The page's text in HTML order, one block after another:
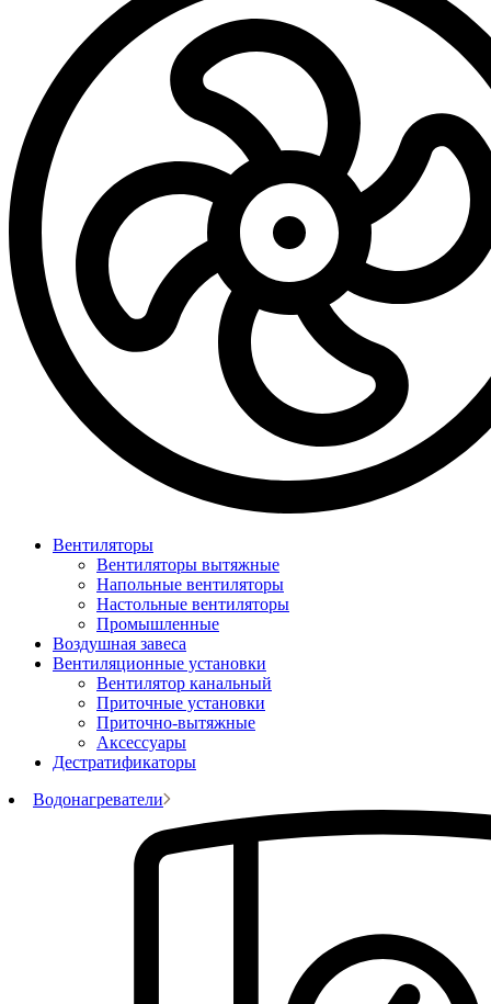
Вентиляторы
Вентиляторы вытяжные
Напольные вентиляторы
Настольные вентиляторы
Промышленные
Воздушная завеса
Вентиляционные установки
Вентилятор канальный
Приточные установки
Приточно-вытяжные
Аксессуары
Дестратификаторы
Водонагреватели